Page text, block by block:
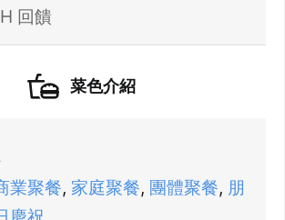
回饋
菜色介紹
業聚餐, 家庭聚餐, 團體聚餐, 朋